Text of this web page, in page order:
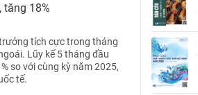
18%
tích cực trong tháng
Lũy kế 5 tháng đầu
so với cùng kỳ năm 2025,
tế.